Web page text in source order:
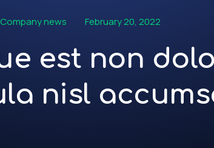
Company news February 20, 2022
est non
nisl